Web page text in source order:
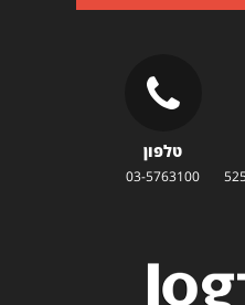
טלפון
03-5763100